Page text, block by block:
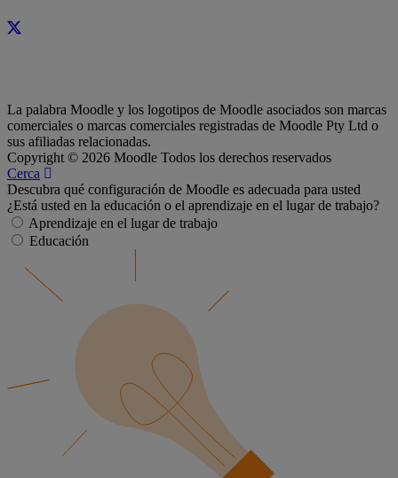
La palabra Moodle y los logotipos de Moodle asociados son marcas
comerciales o marcas comerciales registradas de Moodle Pty Ltd o
sus afiliadas relacionadas.
Copyright © 2026 Moodle Todos los derechos reservados
Cerca
Descubra qué configuración de Moodle es adecuada para usted
¿Está usted en la educación o el aprendizaje en el lugar de trabajo?
Aprendizaje en el lugar de trabajo
Educación